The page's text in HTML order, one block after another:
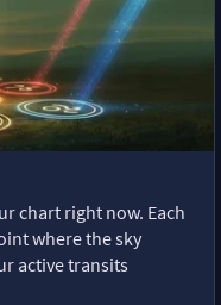
chart right now. Each
where the sky
active transits